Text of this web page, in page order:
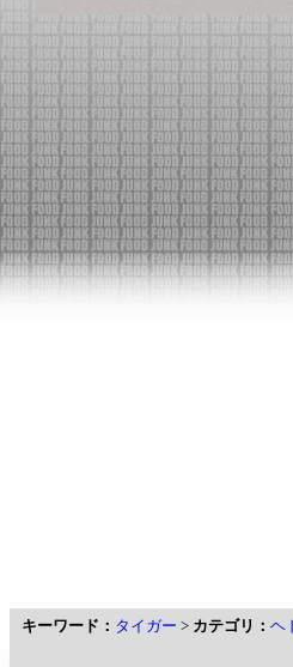
キーワード： タイガー > カテゴリ： ヘ